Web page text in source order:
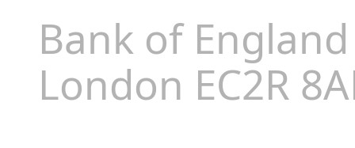
Bank of
London EC2R